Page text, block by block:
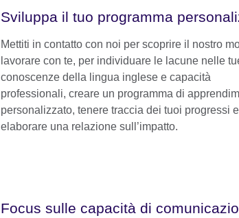
Sviluppa il tuo programma
Mettiti in contatto con noi per scoprire il nostro
lavorare con te, per individuare le lacune nelle
conoscenze della lingua inglese e capacità
professionali, creare un programma di
personalizzato, tenere traccia dei tuoi progressi
elaborare una relazione sull’impatto.
Focus sulle capacità di